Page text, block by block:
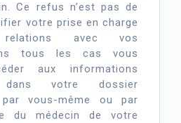
Ce refus n’est pas de
votre prise en charge
avec vos
tous les cas vous
aux informations
dans votre dossier
par vous-même ou par
du médecin de votre